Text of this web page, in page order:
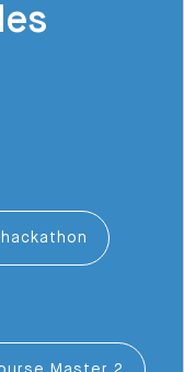
hackathon